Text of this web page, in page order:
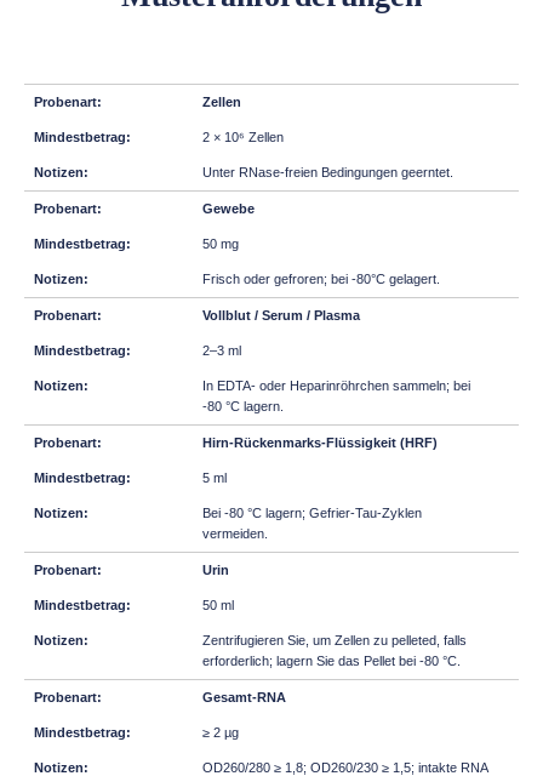
Zellen
2 × 10⁶ Zellen
Unter RNase-freien Bedingungen geerntet.
Gewebe
50 mg
Frisch oder gefroren; bei -80°C gelagert.
Vollblut / Serum / Plasma
2–3 ml
In EDTA- oder Heparinröhrchen sammeln; bei
-80 °C lagern.
Hirn-Rückenmarks-Flüssigkeit (HRF)
5 ml
Bei -80 °C lagern; Gefrier-Tau-Zyklen
vermeiden.
Urin
50 ml
Zentrifugieren Sie, um Zellen zu pelleted, falls
erforderlich; lagern Sie das Pellet bei -80 °C.
Gesamt-RNA
≥ 2 µg
OD260/280 ≥ 1,8; OD260/230 ≥ 1,5; intakte RNA